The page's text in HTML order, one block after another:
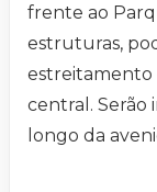
frente ao
estruturas,
estreitamento
central. Serão
longo da